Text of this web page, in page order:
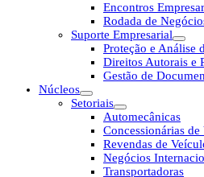
Encontros
Rodada de
Suporte Empresarial
Proteção e Análise
Direitos Autorais e
Gestão de
Núcleos
Setoriais
Automecânicas
Concessionárias de
Revendas de
Negócios
Transportadoras